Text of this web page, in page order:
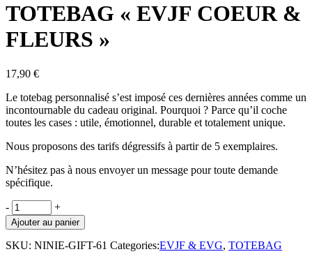
TOTEBAG « EVJF COEUR &
FLEURS »
17,90 €
Le totebag personnalisé s’est imposé ces dernières années comme un
incontournable du cadeau original. Pourquoi ? Parce qu’il coche
toutes les cases : utile, émotionnel, durable et totalement unique.
Nous proposons des tarifs dégressifs à partir de 5 exemplaires.
N’hésitez pas à nous envoyer un message pour toute demande
spécifique.
TOTEBAG
"EVJF
COEUR
&
- +
Ajouter au panier
SKU: NINIE-GIFT-61 Categories:EVJF & EVG, TOTEBAG